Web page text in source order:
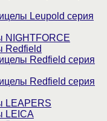
Leupold серия
NIGHTFORCE
Redfield
Redfield серия
Redfield серия
LEAPERS
LEICA